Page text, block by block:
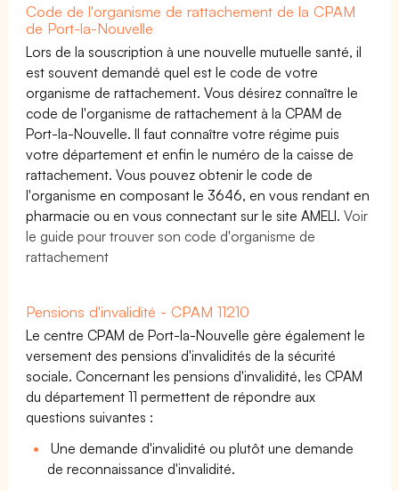
Code de l'organisme de rattachement de la CPAM
de Port-la-Nouvelle
Lors de la souscription à une nouvelle mutuelle santé, il
est souvent demandé quel est le code de votre
organisme de rattachement. Vous désirez connaître le
code de l'organisme de rattachement à la CPAM de
Port-la-Nouvelle. Il faut connaître votre régime puis
votre département et enfin le numéro de la caisse de
rattachement. Vous pouvez obtenir le code de
l'organisme en composant le 3646, en vous rendant en
pharmacie ou en vous connectant sur le site AMELI.Voir
le guide pour trouver son code d'organisme de
rattachement
Pensions d'invalidité - CPAM 11210
Le centre CPAM de Port-la-Nouvelle gère également le
versement des pensions d'invalidités de la sécurité
sociale. Concernant les pensions d'invalidité, les CPAM
du département 11 permettent de répondre aux
questions suivantes :
Une demande d'invalidité ou plutôt une demande
de reconnaissance d'invalidité.